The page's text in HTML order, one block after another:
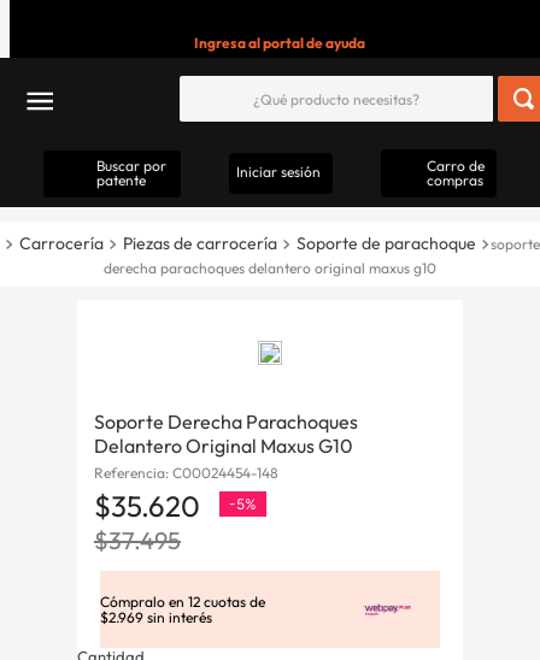
Ingresa al portal de ayuda
Buscar por
patente
Iniciar sesión
Carro de
compras
Carrocería Piezas de carrocería Soporte de parachoque
soporte
derecha parachoques delantero original maxus g10
Soporte Derecha Parachoques
Delantero Original Maxus G10
Referencia: C00024454-148
$35.620 -5%
$37.495
Cómpralo en 12 cuotas de
$2.969 sin interés